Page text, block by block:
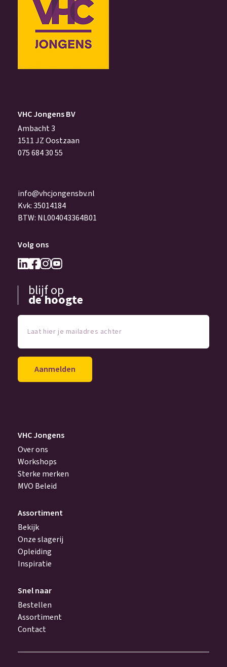
VHC Jongens BV
Ambacht 3
1511 JZ Oostzaan
075 684 30 55
info@vhcjongensbv.nl
Kvk: 35014184
BTW: NL004043364B01
Volg ons
blijf op
de hoogte
je
achter
VHC Jongens
Over ons
Workshops
Sterke merken
MVO Beleid
Assortiment
Bekijk
Onze slagerij
Opleiding
Inspiratie
Snel naar
Bestellen
Assortiment
Contact